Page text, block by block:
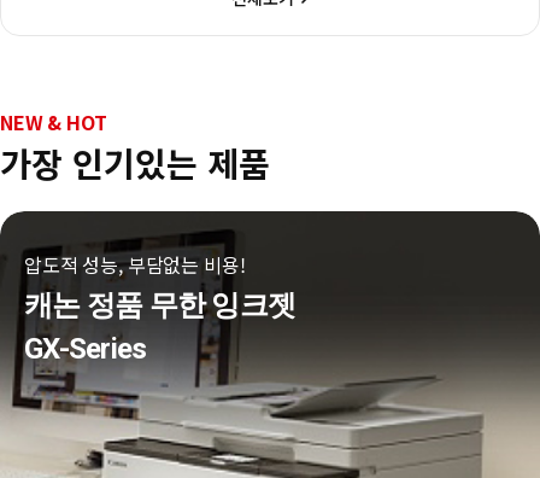
NEW & HOT
가장 인기있는 제품
압도적 성능, 부담없는 비용!
캐논 정품 무한 잉크젯
GX-Series